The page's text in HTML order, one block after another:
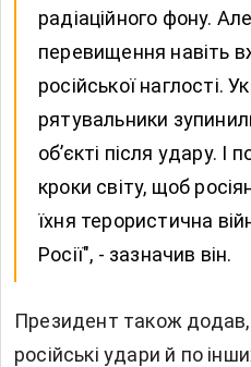
радіаційного фону.
перевищення навіть
російської наглості.
рятувальники
об’єкті після удару. І
кроки світу, щоб
їхня терористична
Росії", - зазначив він.
Президент також додав,
російські удари й по